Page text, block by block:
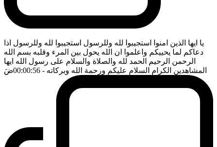
يا ايها الذين امنوا استجيبوا لله وللرسول استجيبوا لله وللرسول اذا
دعاكم لما يحييكم واعلموا ان الله يحول بين المرء وقلبه بسم الله
الرحمن الرحيم الحمد لله والصلاة والسلام على رسول الله ايها
المشاهدين الكرام السلام عليكم ورحمة الله وبركاته - 00:00:56 ضَ